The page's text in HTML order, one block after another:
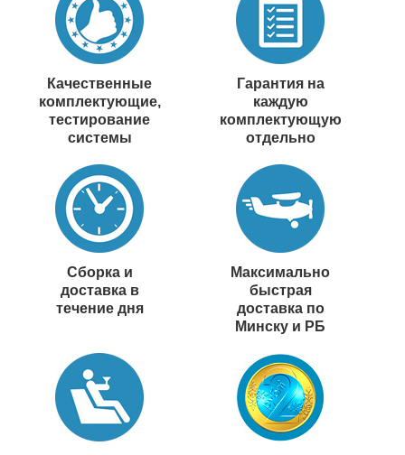
Качественные
комплектующие,
тестирование
системы
Гарантия на
каждую
комплектующую
отдельно
Сборка и
доставка в
течение дня
Максимально
быстрая
доставка по
Минску и РБ